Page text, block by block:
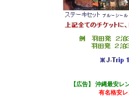
【広告】 沖縄最安
有名格安